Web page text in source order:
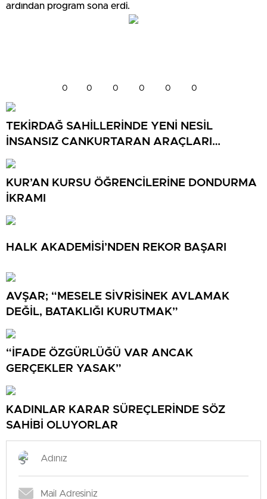
ardından program sona erdi.
0 0 0 0 0 0
TEKİRDAĞ SAHİLLERİNDE YENİ NESİL
İNSANSIZ CANKURTARAN ARAÇLARI
GÖREVDE
KUR’AN KURSU ÖĞRENCİLERİNE DONDURMA
İKRAMI
HALK AKADEMİSİ’NDEN REKOR BAŞARI
AVŞAR; “MESELE SİVRİSİNEK AVLAMAK
DEĞİL, BATAKLIĞI KURUTMAK”
“İFADE ÖZGÜRLÜĞÜ VAR ANCAK
GERÇEKLER YASAK”
KADINLAR KARAR SÜREÇLERİNDE SÖZ
SAHİBİ OLUYORLAR